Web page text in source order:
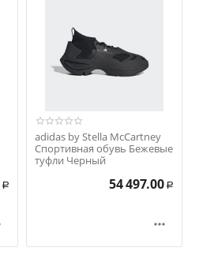
Р
adidas by Stella McCartney
Спортивная обувь Бежевые
туфли Черный
54 497.00 Р
